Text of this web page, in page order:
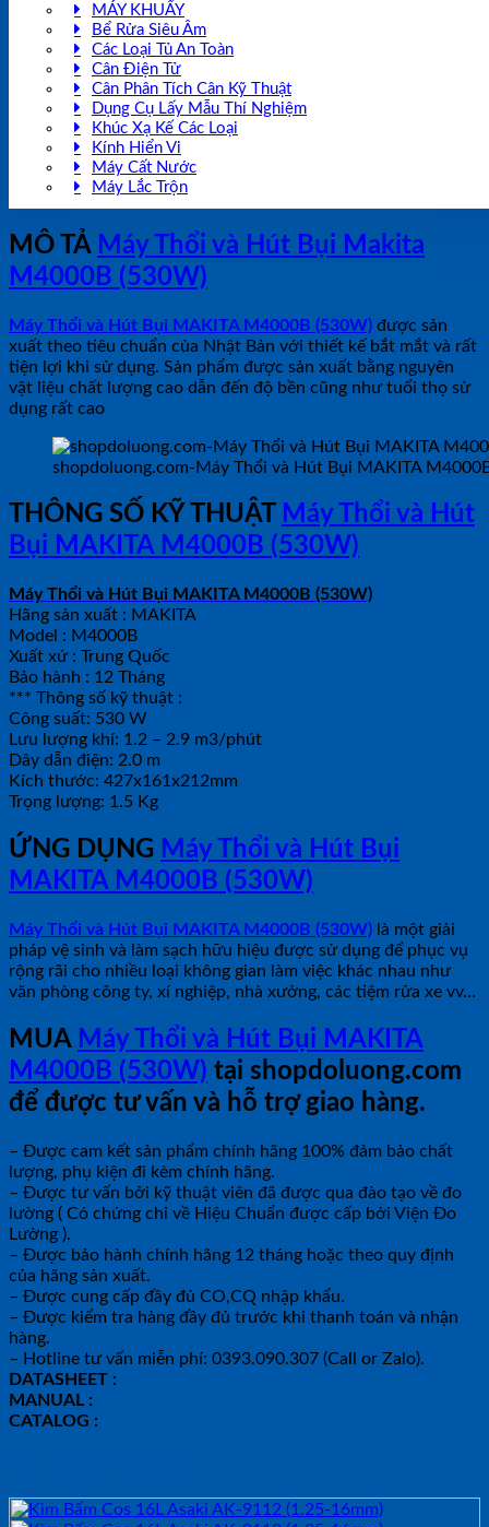
MÁY KHUẤY
Bể Rửa Siêu Âm
Các Loại Tủ An Toàn
Cân Điện Tử
Cân Phân Tích Cân Kỹ Thuật
Dụng Cụ Lấy Mẫu Thí Nghiệm
Khúc Xạ Kế Các Loại
Kính Hiển Vi
Máy Cất Nước
Máy Lắc Trộn
MÔ TẢ Máy Thổi và Hút Bụi Makita
M4000B (530W)
Máy Thổi và Hút Bụi MAKITA M4000B (530W) được sản
xuất theo tiêu chuẩn của Nhật Bản với thiết kế bắt mắt và rất
tiện lợi khi sử dụng. Sản phẩm được sản xuất bằng nguyên
vật liệu chất lượng cao dẫn đến độ bền cũng như tuổi thọ sử
dụng rất cao
shopdoluong.com-Máy Thổi và Hút Bụi MAKITA
THÔNG SỐ KỸ THUẬT
Máy Thổi và Hút
Bụi MAKITA M4000B (530W)
Máy Thổi và Hút Bụi MAKITA M4000B (530W)
Hãng sản xuất : MAKITA
Model : M4000B
Xuất xứ : Trung Quốc
Bảo hành : 12 Tháng
*** Thông số kỹ thuật :
Công suất: 530 W
Lưu lượng khí: 1.2 – 2.9 m3/phút
Dây dẫn điện: 2.0 m
Kích thước: 427x161x212mm
Trọng lượng: 1.5 Kg
ỨNG DỤNG Máy Thổi và Hút Bụi
MAKITA M4000B (530W)
Máy Thổi và Hút Bụi MAKITA M4000B (530W) là một giải
pháp vệ sinh và làm sạch hữu hiệu được sử dụng để phục vụ
rộng rãi cho nhiều loại không gian làm việc khác nhau như
văn phòng công ty, xí nghiệp, nhà xưởng, các tiệm rửa xe vv…
MUA Máy Thổi và Hút Bụi MAKITA
M4000B (530W) tại shopdoluong.com
để được tư vấn và hỗ trợ giao hàng.
– Được cam kết sản phẩm chính hãng 100% đảm bảo chất
lượng, phụ kiện đi kèm chính hãng.
– Được tư vấn bởi kỹ thuật viên đã được qua đào tạo về đo
lường ( Có chứng chỉ về Hiệu Chuẩn được cấp bởi Viện Đo
Lường ).
– Được bảo hành chính hãng 12 tháng hoặc theo quy định
của hãng sản xuất.
– Được cung cấp đầy đủ CO,CQ nhập khẩu.
– Được kiểm tra hàng đầy đủ trước khi thanh toán và nhận
hàng.
– Hotline tư vấn miễn phí: 0393.090.307 (Call or Zalo).
DATASHEET :
MANUAL :
CATALOG :